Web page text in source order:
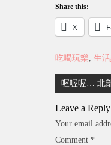
Share this:
X
吃喝玩樂, 生
Post
navigation
喔喔喔… 北
Leave a Reply
Your email
Comment *